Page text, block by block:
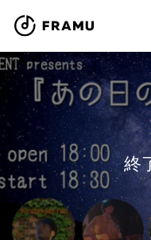
終